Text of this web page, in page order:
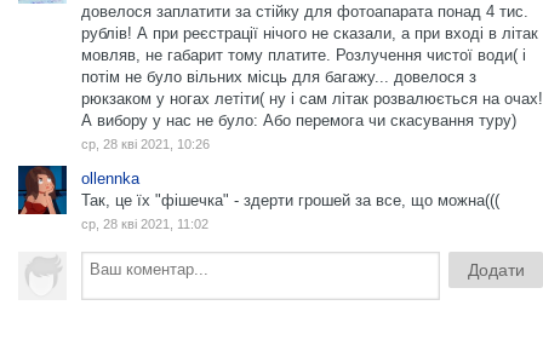
довелося заплатити за стійку для фотоапарата понад 4 тис.
рублів! А при реєстрації нічого не сказали, а при вході в літак
мовляв, не габарит тому платите. Розлучення чистої води( і
потім не було вільних місць для багажу... довелося з
рюкзаком у ногах летіти( ну і сам літак розвалюється на очах!
А вибору у нас не було: Або перемога чи скасування туру)
ср, 28 кві 2021, 10:26
ollennka
Так, це їх "фішечка" - здерти грошей за все, що можна(((
ср, 28 кві 2021, 11:02